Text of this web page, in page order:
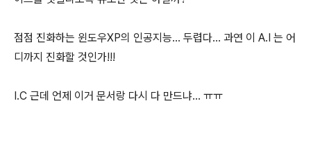
점점 진화하는 윈도우XP의 인공지능... 두렵다... 과연 이 A.I 는 어
디까지 진화할 것인가!!!
I.C 근데 언제 이거 문서랑 다시 다 만드냐... ㅠㅠ